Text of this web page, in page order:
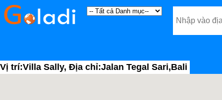
Vị trí:Villa Sally, Địa chỉ:Jalan Tegal Sari,Bali